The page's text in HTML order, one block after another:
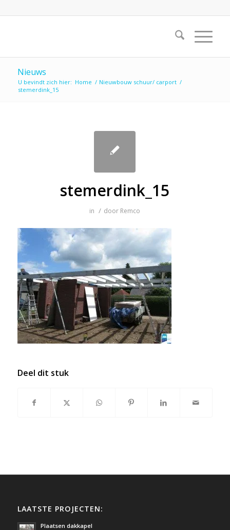
Nieuws
U bevindt zich hier: Home / Nieuwbouw schuur/ carport /
stemerdink_15
stemerdink_15
in / door Remco
Deel dit stuk
LAATSTE PROJECTEN:
Plaatsen dakkapel